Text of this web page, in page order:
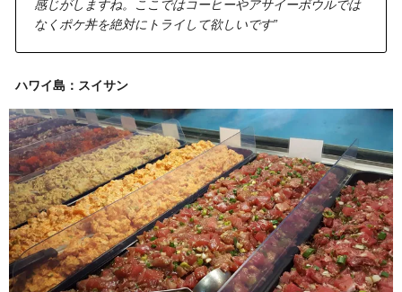
感じがしますね。ここではコーヒーやアサイーボウルでは
なくポケ丼を絶対にトライして欲しいです”
ハワイ島：スイサン